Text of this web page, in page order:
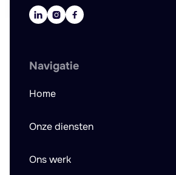
  
Navigatie
Home
Onze diensten
Ons werk